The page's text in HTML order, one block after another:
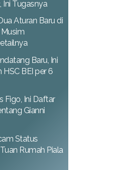
Ini Tugasnya
Aturan Baru di
Baru, Ini
BEI per 6
Figo, Ini Daftar
Gianni
Status
Rumah Piala